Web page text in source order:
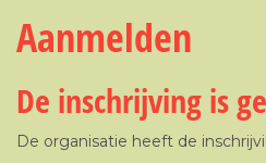
Aanmelden
De inschrijving is
De organisatie heeft de